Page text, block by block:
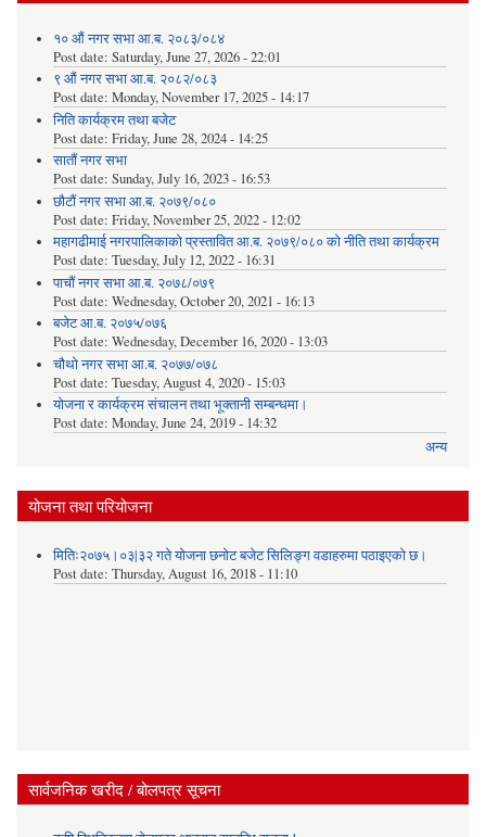
१० औं नगर सभा आ.ब. २०८३/०८४
Post date: Saturday, June 27, 2026 - 22:01
९ औं नगर सभा आ.ब. २०८२/०८३
Post date: Monday, November 17, 2025 - 14:17
निति कार्यक्रम तथा बजेट
Post date: Friday, June 28, 2024 - 14:25
सातौं नगर सभा
Post date: Sunday, July 16, 2023 - 16:53
छौटौं नगर सभा आ.ब. २०७९/०८०
Post date: Friday, November 25, 2022 - 12:02
महागढीमाई नगरपालिकाको प्रस्तावित आ.ब. २०७९/०८० को नीति तथा कार्यक्रम
Post date: Tuesday, July 12, 2022 - 16:31
पाचौं नगर सभा आ.ब. २०७८/०७९
Post date: Wednesday, October 20, 2021 - 16:13
बजेट आ.ब. २०७५/०७६
Post date: Wednesday, December 16, 2020 - 13:03
चौथो नगर सभा आ.ब. २०७७/०७८
Post date: Tuesday, August 4, 2020 - 15:03
योजना र कार्यक्रम संचालन तथा भूक्तानी सम्बन्धमा।
Post date: Monday, June 24, 2019 - 14:32
अन्य
योजना तथा परियोजना
मितिः२०७५।०३|३२ गते योजना छनोट बजेट सिलिङ्ग वडाहरुमा पठाइएको छ​।
Post date: Thursday, August 16, 2018 - 11:10
सार्वजनिक खरीद / बोलपत्र सूचना